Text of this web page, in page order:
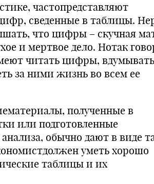
частопредставляют
сведенные в таблицы.
что цифры – скучная
и мертвое дело. Нотак
читать цифры,
за ними жизнь во всем ее
полученные в
или подготовленные
обычно дают в виде
уметь хорошо
таблицы и их